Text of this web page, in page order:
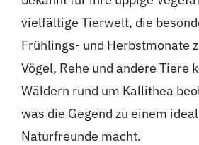
vielfältige Tierwelt, die
Frühlings- und Herbstmonate
Vögel, Rehe und andere Tiere
Wäldern rund um Kallithea
was die Gegend zu einem
Naturfreunde macht.